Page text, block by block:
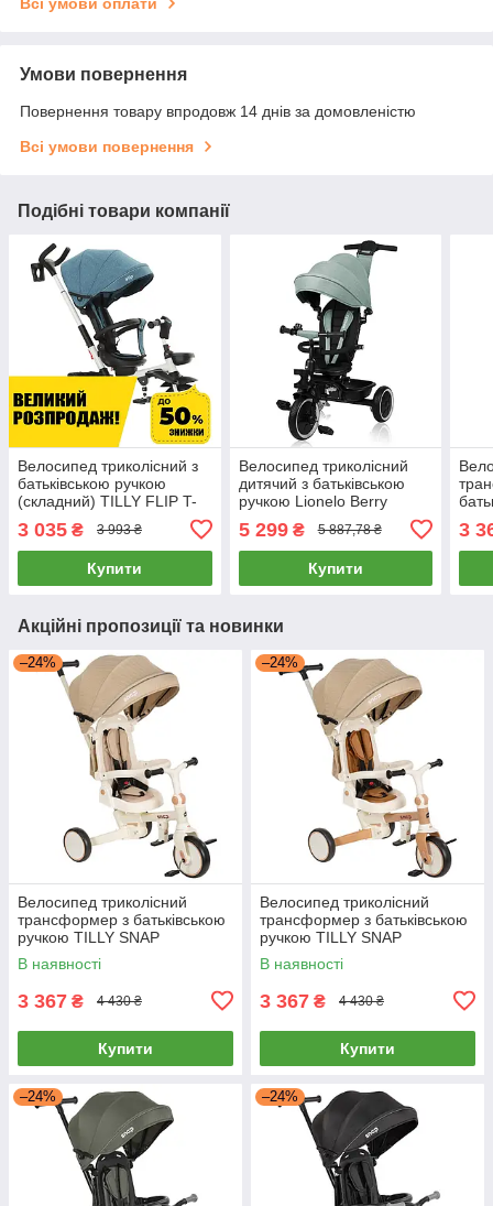
Всі умови оплати
Умови повернення
Повернення товару впродовж 14 днів за домовленістю
Всі умови повернення
Подібні товари компанії
Велосипед триколісний з
батьківською ручкою
(складний) TILLY FLIP T-
09.08
3 035 ₴ 3 993 ₴
Купити
Велосипед триколісний
дитячий з батьківською
ручкою Lionelo Berry
5 299₴ 5 887,78 ₴
Купити
T-
3
Акційні пропозиції та новинки
–24%
Велосипед триколісний
трансформер з батьківською
ручкою TILLY SNAP
(складний, біговел) T-391
Білий
В наявності
3 367 ₴ 4 430 ₴
Купити
–24%
Велосипед триколісний
трансформер з батьківською
ручкою TILLY SNAP
(складний, біговел) T-391
Бежевий
В наявності
3 367 ₴ 4 430 ₴
Купити
–24% –24%